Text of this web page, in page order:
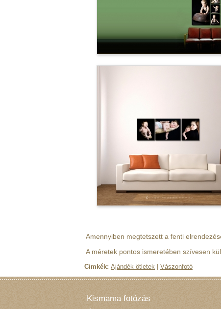
Amennyiben megtetszett a fenti
A méretek pontos ismeretében szívesen
Cimkék: Ajándék ötletek Vászonfotó
Kismama fotózás